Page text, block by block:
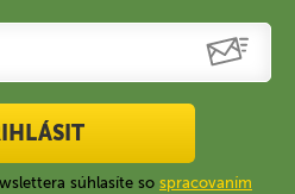
súhlasíte so spracovaním